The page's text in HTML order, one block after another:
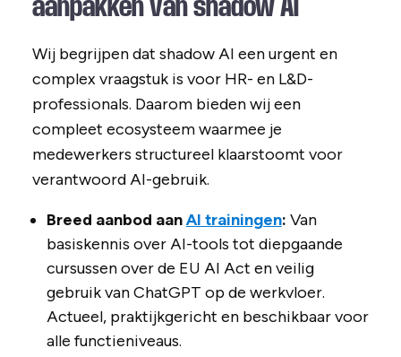
aanpakken van shadow AI
Wij begrijpen dat shadow AI een urgent en
complex vraagstuk is voor HR- en L&D-
professionals. Daarom bieden wij een
compleet ecosysteem waarmee je
medewerkers structureel klaarstoomt voor
verantwoord AI-gebruik.
Breed aanbod aanAI trainingen: Van
basiskennis over AI-tools tot diepgaande
cursussen over de EU AI Act en veilig
gebruik van ChatGPT op de werkvloer.
Actueel, praktijkgericht en beschikbaar voor
alle functieniveaus.